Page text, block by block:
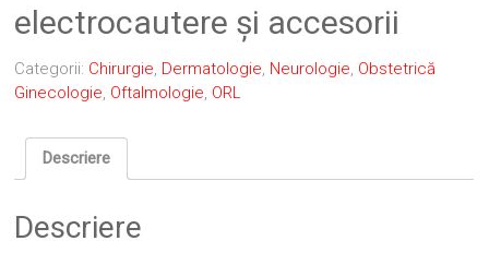
electrocautere și accesorii
Categorii: Chirurgie, Dermatologie, Neurologie, Obstetrică
Ginecologie, Oftalmologie, ORL
Descriere
Descriere